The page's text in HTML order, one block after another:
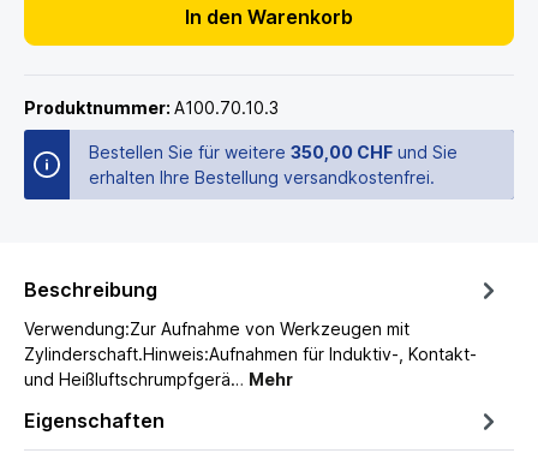
In den Warenkorb
Produktnummer: A100.70.10.3
Bestellen Sie für weitere 350,00 CHF und Sie
erhalten Ihre Bestellung versandkostenfrei.
Beschreibung
Verwendung:Zur Aufnahme von Werkzeugen mit
Zylinderschaft.Hinweis:Aufnahmen für Induktiv-, Kontakt-
und Heißluftschrumpfgerä… Mehr
Eigenschaften